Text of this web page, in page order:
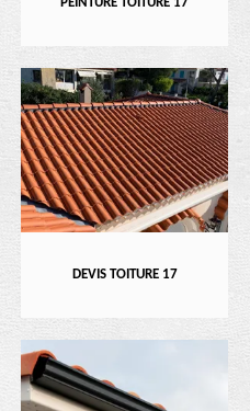
DEVIS TOITURE 17